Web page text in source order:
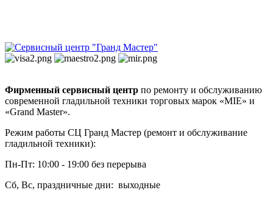
Фирменный сервисный центр по ремонту и обслуживанию
современной гладильной техники торговых марок «MIE» и
«Grand Master».
Режим работы СЦ Гранд Мастер (ремонт и обслуживание
гладильной техники):
Пн-Пт: 10:00 - 19:00 без перерыва
Сб, Вс, праздничные дни: выходные